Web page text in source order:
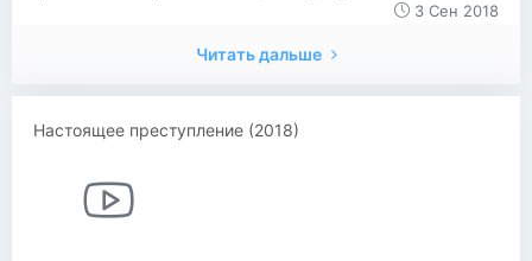
3 Сен 2018
Читать дальше
Настоящее преступление (2018)